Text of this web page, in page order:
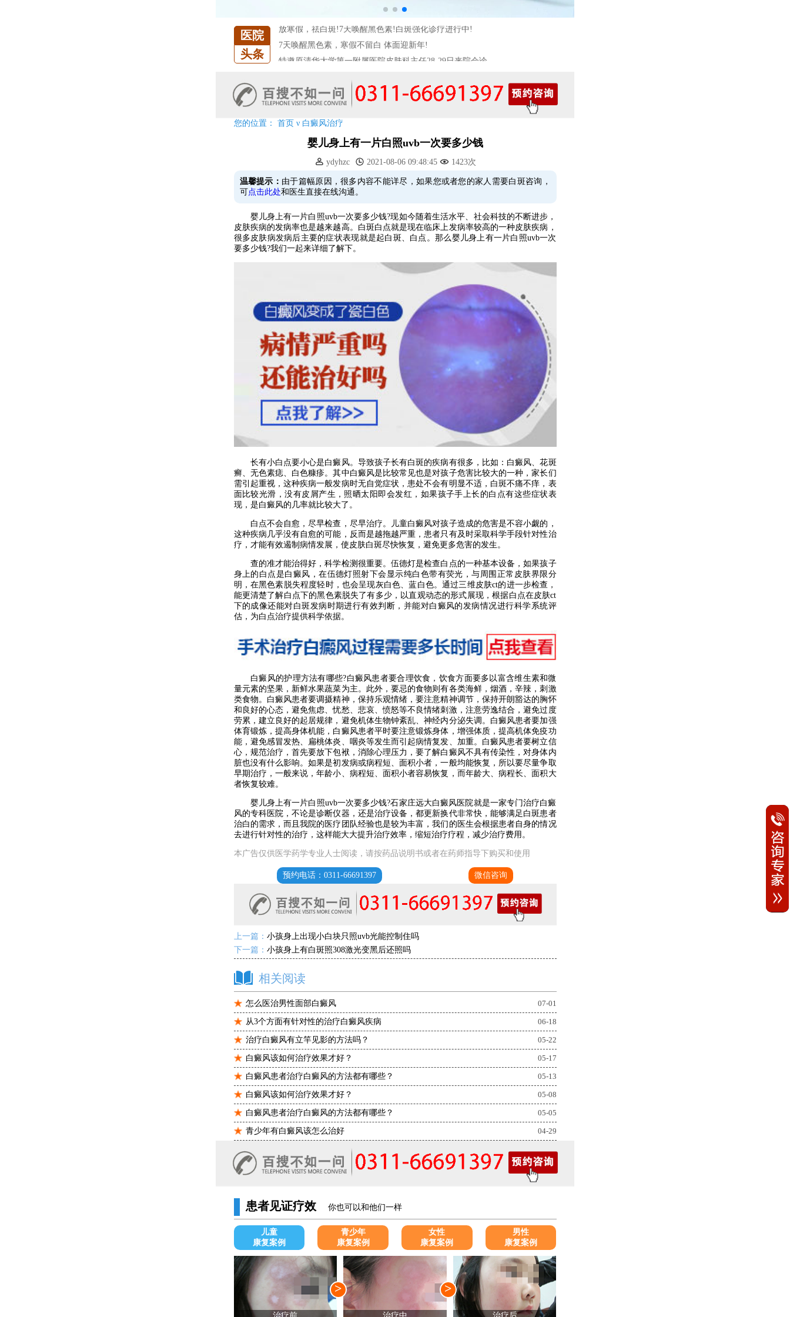
医院
头条
放寒假，祛白斑!7天唤醒黑色素!白斑强化诊疗进行中!
7天唤醒黑色素，寒假不留白 体面迎新年!
特邀原清华大学第一附属医院皮肤科主任28-29日来院会诊
您的位置： 首页 ν 白癜风治疗
婴儿身上有一片白照uvb一次要多少钱
ydyhzc 2021-08-06 09:48:45 1423次
温馨提示： 由于篇幅原因，很多内容不能详尽，如果您或者您的家人需要白斑咨询，
可点击此处和医生直接在线沟通。
婴儿身上有一片白照uvb一次要多少钱?现如今随着生活水平、社会科技的不断进步，
皮肤疾病的发病率也是越来越高。白斑白点就是现在临床上发病率较高的一种皮肤疾病，
很多皮肤病发病后主要的症状表现就是起白斑、白点。那么婴儿身上有一片白照uvb一次
要多少钱?我们一起来详细了解下。
长有小白点要小心是白癜风。导致孩子长有白斑的疾病有很多，比如：白癜风、花斑
癣、无色素痣、白色糠疹。其中白癜风是比较常见也是对孩子危害比较大的一种，家长们
需引起重视，这种疾病一般发病时无自觉症状，患处不会有明显不适，白斑不痛不痒，表
面比较光滑，没有皮屑产生，照晒太阳即会发红，如果孩子手上长的白点有这些症状表
现，是白癜风的几率就比较大了。
白点不会自愈，尽早检查，尽早治疗。儿童白癜风对孩子造成的危害是不容小觑的，
这种疾病几乎没有自愈的可能，反而是越拖越严重，患者只有及时采取科学手段针对性治
疗，才能有效遏制病情发展，使皮肤白斑尽快恢复，避免更多危害的发生。
查的准才能治得好，科学检测很重要。伍德灯是检查白点的一种基本设备，如果孩子
身上的白点是白癜风，在伍德灯照射下会显示纯白色带有荧光，与周围正常皮肤界限分
明，在黑色素脱失程度轻时，也会呈现灰白色、蓝白色。通过三维皮肤ct的进一步检查，
能更清楚了解白点下的黑色素脱失了有多少，以直观动态的形式展现，根据白点在皮肤ct
下的成像还能对白斑发病时期进行有效判断，并能对白癜风的发病情况进行科学系统评
估，为白点治疗提供科学依据。
白癜风的护理方法有哪些?白癜风患者要合理饮食，饮食方面要多以富含维生素和微
量元素的坚果，新鲜水果蔬菜为主。此外，要忌的食物则有各类海鲜，烟酒，辛辣，刺激
类食物。白癜风患者要调摄精神，保持乐观情绪，要注意精神调节，保持开朗豁达的胸怀
和良好的心态，避免焦虑、忧愁、悲哀、愤怒等不良情绪刺激，注意劳逸结合，避免过度
劳累，建立良好的起居规律，避免机体生物钟紊乱、神经内分泌失调。白癜风患者要加强
体育锻炼，提高身体机能，白癜风患者平时要注意锻炼身体，增强体质，提高机体免疫功
能，避免感冒发热、扁桃体炎、咽炎等发生而引起病情复发、加重。白癜风患者要树立信
心，规范治疗，首先要放下包袱，消除心理压力，要了解白癜风不具有传染性，对身体内
脏也没有什么影响。如果是初发病或病程短、面积小者，一般均能恢复，所以要尽量争取
早期治疗，一般来说，年龄小、病程短、面积小者容易恢复，而年龄大、病程长、面积大
者恢复较难。
婴儿身上有一片白照uvb一次要多少钱?石家庄远大白癜风医院就是一家专门治疗白癜
风的专科医院，不论是诊断仪器，还是治疗设备，都更新换代非常快，能够满足白斑患者
治白的需求，而且我院的医疗团队经验也是较为丰富，我们的医生会根据患者自身的情况
去进行针对性的治疗，这样能大大提升治疗效率，缩短治疗疗程，减少治疗费用。
本广告仅供医学药学专业人士阅读，请按药品说明书或者在药师指导下购买和使用
预约电话：0311-66691397 微信咨询
上一篇： 小孩身上出现小白块只照uvb光能控制住吗
下一篇： 小孩身上有白斑照308激光变黑后还照吗
相关阅读
怎么医治男性面部白癜风 07-01
从3个方面有针对性的治疗白癜风疾病 06-18
治疗白癜风有立竿见影的方法吗？ 05-22
白癜风该如何治疗效果才好？ 05-17
白癜风患者治疗白癜风的方法都有哪些？ 05-13
白癜风该如何治疗效果才好？ 05-08
白癜风患者治疗白癜风的方法都有哪些？ 05-05
青少年有白癜风该怎么治好 04-29
患者见证疗效 你也可以和他们一样
儿童
康复案例
青少年
康复案例
女性
康复案例
男性
康复案例
> >